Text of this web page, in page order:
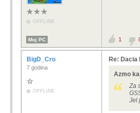
OFFLINE
Moj PC 1
BigD_Cro
7 godina
OFFLINE
Re: Dacia
Azmo
Za
Jel